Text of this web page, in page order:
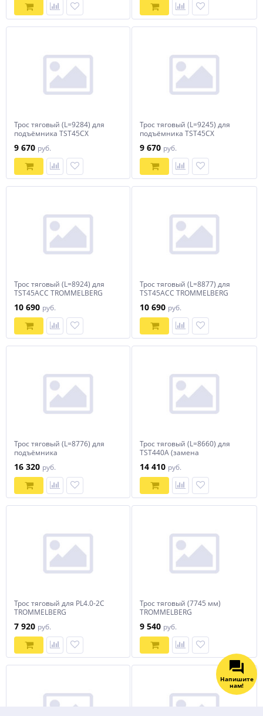
Трос тяговый (L=9284) для
подъёмника TST45CX
TROMMELBERG
9 670 руб.
Трос тяговый (L=9245) для
подъёмника TST45CX
9 670 руб.
Трос тяговый (L=8924) для
TST45ACC TROMMELBERG
10 690 руб.
Трос тяговый (L=8877) для
TST45ACC TROMMELBERG
10 690 руб.
Трос тяговый (L=8776) для
подъёмника
1030014004) TROMMELBERG
16 320 руб.
Трос тяговый (L=8660) для
TST440A (замена
14 410 руб.
Трос тяговый для PL4.0-2C
TROMMELBERG
7 920 руб.
Трос тяговый (7745 мм)
TROMMELBERG
9 540 руб.
Напишите
нам!